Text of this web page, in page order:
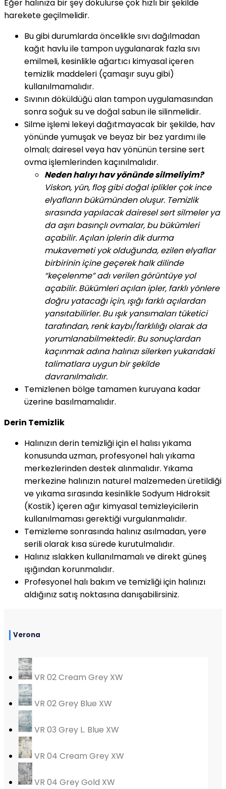
Eğer halınıza bir şey dökülürse çok hızlı bir şekilde
harekete geçilmelidir.
Bu gibi durumlarda öncelikle sıvı dağılmadan
kağıt havlu ile tampon uygulanarak fazla sıvı
emilmeli, kesinlikle ağartıcı kimyasal içeren
temizlik maddeleri (çamaşır suyu gibi)
kullanılmamalıdır.
Sıvının döküldüğü alan tampon uygulamasından
sonra soğuk su ve doğal sabun ile silinmelidir.
Silme işlemi lekeyi dağıtmayacak bir şekilde, hav
yönünde yumuşak ve beyaz bir bez yardımı ile
olmalı; dairesel veya hav yönünün tersine sert
ovma işlemlerinden kaçınılmalıdır.
Neden halıyı hav yönünde silmeliyim?
Viskon, yün, floş gibi doğal iplikler çok ince
elyafların bükümünden oluşur. Temizlik
sırasında yapılacak dairesel sert silmeler ya
da aşırı basınçlı ovmalar, bu bükümleri
açabilir. Açılan iplerin dik durma
mukavemeti yok olduğunda, ezilen elyaflar
birbirinin içine geçerek halk dilinde
“keçelenme” adı verilen görüntüye yol
açabilir. Bükümleri açılan ipler, farklı yönlere
doğru yatacağı için, ışığı farklı açılardan
yansıtabilirler. Bu ışık yansımaları tüketici
tarafından, renk kaybı/farklılığı olarak da
yorumlanabilmektedir. Bu sonuçlardan
kaçınmak adına halınızı silerken yukarıdaki
talimatlara uygun bir şekilde
davranılmalıdır.
Temizlenen bölge tamamen kuruyana kadar
üzerine basılmamalıdır.
Derin Temizlik
Halınızın derin temizliği için el halısı yıkama
konusunda uzman, profesyonel halı yıkama
merkezlerinden destek alınmalıdır. Yıkama
merkezine halınızın naturel malzemeden üretildiği
ve yıkama sırasında kesinlikle Sodyum Hidroksit
(Kostik) içeren ağır kimyasal temizleyicilerin
kullanılmaması gerektiği vurgulanmalıdır.
Temizleme sonrasında halınız asılmadan, yere
serili olarak kısa sürede kurutulmalıdır.
Halınız ıslakken kullanılmamalı ve direkt güneş
ışığından korunmalıdır.
Profesyonel halı bakım ve temizliği için halınızı
aldığınız satış noktasına danışabilirsiniz.
Verona
VR 02 Cream Grey XW
VR 02 Grey Blue XW
VR 03 Grey L. Blue XW
VR 04 Cream Grey XW
VR 04 Grey Gold XW